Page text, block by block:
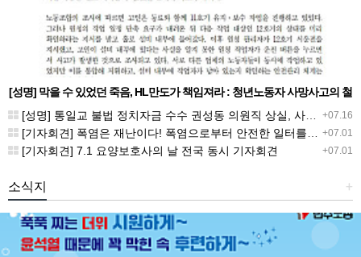
[성명] 막을 수 있었던 죽음, HL만도가 책임져라 : 청년노동자 사망사고의 철
저한 진상규명과 재발방지 대책 마련하라
+07.16
[성명] 통일교 불법 정치자금 수수 권성동 의원직 상실, 사필귀정이다
+07.01
[기자회견] 폭염은 재난이다! 폭염으로부터 안전한 일터를 위한 민주노총 강원지역본부 폭염감시단 선포 기자회견
+07.01
[기자회견] 7.1 요양보호사의 날 전국 동시 기자회견
+
소식지